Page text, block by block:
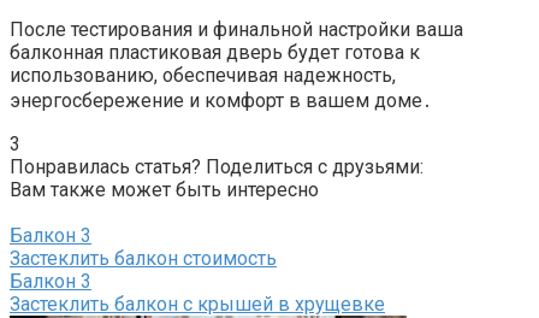
После тестирования и финальной настройки ваша
балконная пластиковая дверь будет готова к
использованию, обеспечивая надежность,
энергосбережение и комфорт в вашем доме․
3
Понравилась статья? Поделиться с друзьями:
Вам также может быть интересно
Балкон 3
Застеклить балкон стоимость
Балкон 3
Застеклить балкон с крышей в хрущевке